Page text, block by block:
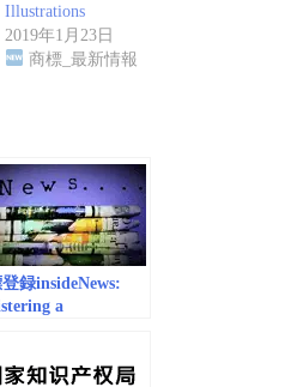
Illustrations
2019年1月23日
商標_最新情報
録insideNews:
a
|